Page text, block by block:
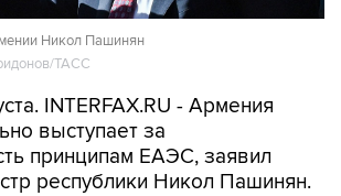
Никол Пашинян
ТАСС
INTERFAX.RU - Армения
выступает за
принципам ЕАЭС, заявил
республики Никол Пашинян.